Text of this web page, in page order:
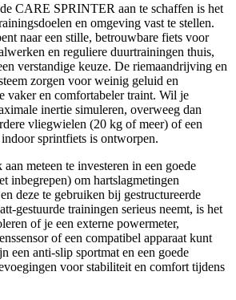
CARE SPRINTER aan te schaffen is het
en omgeving vast te stellen.
naar een stille, betrouwbare fiets voor
en reguliere duurtrainingen thuis,
verstandige keuze. De riemaandrijving en
zorgen voor weinig geluid en
vaker en comfortabeler traint. Wil je
inertie simuleren, overweeg dan
vliegwielen (20 kg of meer) of een
sprintfiets is ontworpen.
aan meteen te investeren in een goede
inbegrepen) om hartslagmetingen
deze te gebruiken bij gestructureerde
gestuurde trainingen serieus neemt, is het
of je een externe powermeter,
of een compatibel apparaat kunt
een anti-slip sportmat en een goede
voor stabiliteit en comfort tijdens